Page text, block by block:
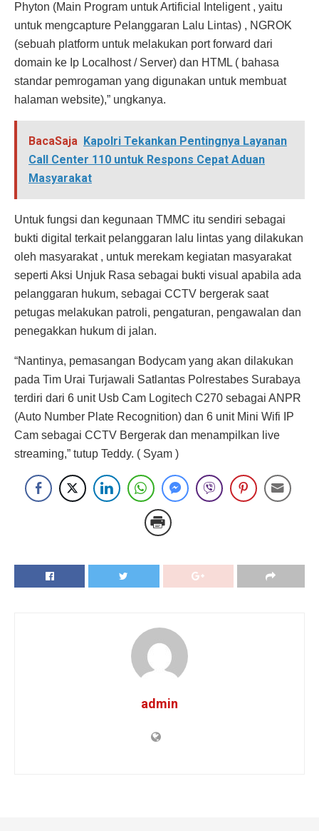
Phyton (Main Program untuk Artificial Inteligent , yaitu
untuk mengcapture Pelanggaran Lalu Lintas) , NGROK
(sebuah platform untuk melakukan port forward dari
domain ke Ip Localhost / Server) dan HTML ( bahasa
standar pemrogaman yang digunakan untuk membuat
halaman website),” ungkanya.
BacaSaja Kapolri Tekankan Pentingnya Layanan
Call Center 110 untuk Respons Cepat Aduan
Masyarakat
Untuk fungsi dan kegunaan TMMC itu sendiri sebagai
bukti digital terkait pelanggaran lalu lintas yang dilakukan
oleh masyarakat , untuk merekam kegiatan masyarakat
seperti Aksi Unjuk Rasa sebagai bukti visual apabila ada
pelanggaran hukum, sebagai CCTV bergerak saat
petugas melakukan patroli, pengaturan, pengawalan dan
penegakkan hukum di jalan.
“Nantinya, pemasangan Bodycam yang akan dilakukan
pada Tim Urai Turjawali Satlantas Polrestabes Surabaya
terdiri dari 6 unit Usb Cam Logitech C270 sebagai ANPR
(Auto Number Plate Recognition) dan 6 unit Mini Wifi IP
Cam sebagai CCTV Bergerak dan menampilkan live
streaming,” tutup Teddy. ( Syam )
admin